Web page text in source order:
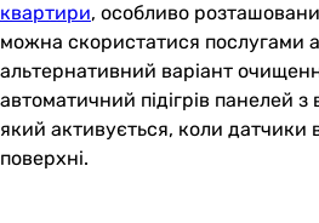
квартири, особливо
можна скористатися послугами
альтернативний варіант
автоматичний підігрів панелей з
який активується, коли датчики
поверхні.